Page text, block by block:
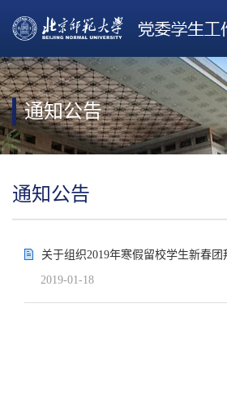
通知公告
通知公告
关于组织2019年寒假留校学生新春团
2019-01-18